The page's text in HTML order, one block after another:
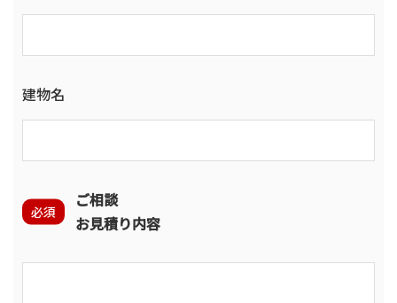
建物名
ご相談
お見積り内容
必須